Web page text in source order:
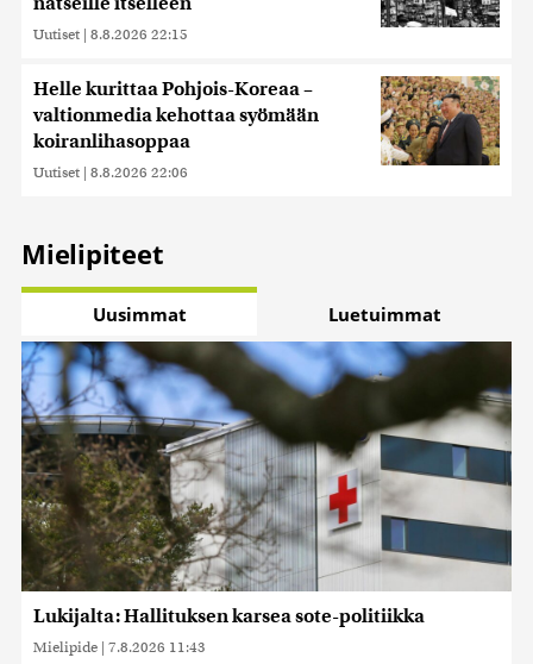
Uutiset | 8.8.2026 22:15
Helle kurittaa Pohjois-Koreaa –
valtionmedia kehottaa syömään
koiranlihasoppaa
Uutiset | 8.8.2026 22:06
Mielipiteet
Uusimmat Luetuimmat
Lukijalta: Hallituksen karsea sote-politiikka
Mielipide | 7.8.2026 11:43